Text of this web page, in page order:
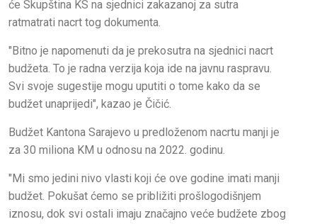
će Skupština KS na sjednici zakazanoj za sutra
ratmatrati nacrt tog dokumenta.
"Bitno je napomenuti da je prekosutra na sjednici nacrt
budžeta. To je radna verzija koja ide na javnu raspravu.
Svi svoje sugestije mogu uputiti o tome kako da se
budžet unaprijedi", kazao je Čičić.
Budžet Kantona Sarajevo u predloženom nacrtu manji je
za 30 miliona KM u odnosu na 2022. godinu.
"Mi smo jedini nivo vlasti koji će ove godine imati manji
budžet. Pokušat ćemo se približiti prošlogodišnjem
iznosu, dok svi ostali imaju značajno veće budžete zbog